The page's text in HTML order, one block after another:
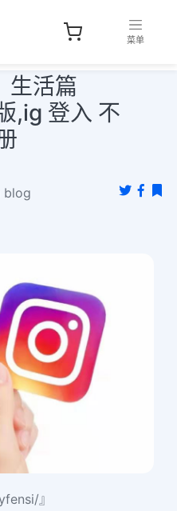
菜单
生活篇
,ig 登入 不
blog
』